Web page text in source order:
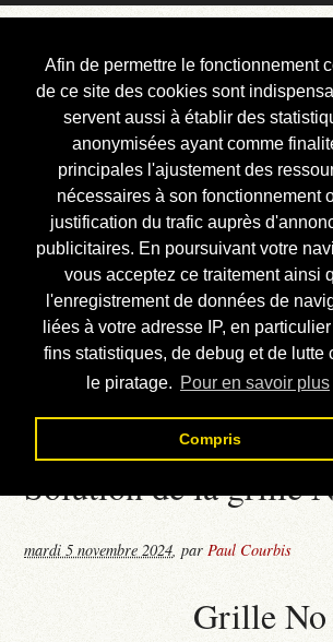
Afin de permettre le fonctionnement
de ce site des cookies sont
servent aussi à établir des
anonymisées ayant comme
principales l'ajustement des
nécessaires à son fonctionnement
justification du trafic auprès
publicitaires. En poursuivant votre
vous acceptez ce traitement ainsi
l'enregistrement de données de
liées à votre adresse IP, en
fins statistiques, de debug et de lutte
le piratage. Pour en savoir plus
Compris
Courbis, « LE »
Blog Officiel
Bienvenue
Réalisations
Divers (et d’été)
Annonces
Liens externes
Téléchargement
Contact
Solution de la grille
mardi 5 novembre 2024,parPaul Courbis
Grille No